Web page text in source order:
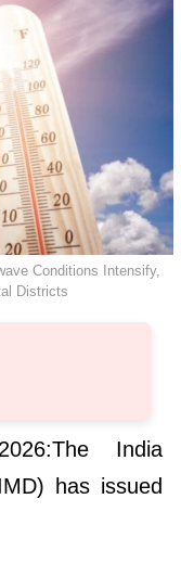
Conditions Intensify,
Districts
India
has issued